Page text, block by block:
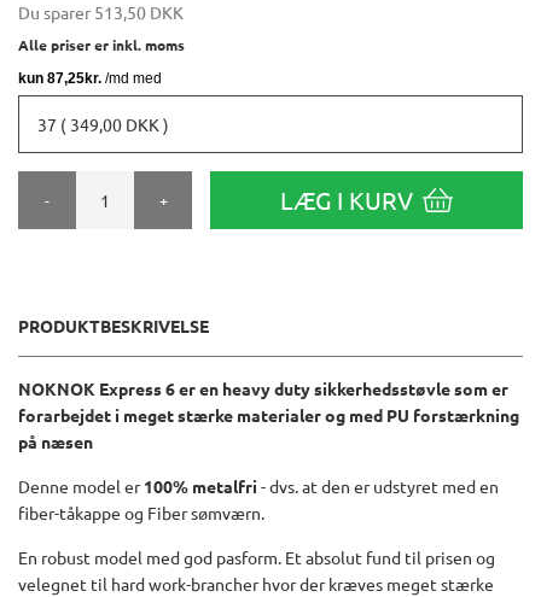
Du sparer 513,50 DKK
Alle priser er inkl. moms
37 ( 349,00 DKK )
- + LÆG I KURV
PRODUKTBESKRIVELSE
NOKNOK Express 6 er en heavy duty sikkerhedsstøvle som er
forarbejdet i meget stærke materialer og med PU forstærkning
på næsen
Denne model er100% metalfri - dvs. at den er udstyret med en
fiber-tåkappe og Fiber sømværn.
En robust model med god pasform. Et absolut fund til prisen og
velegnet til hard work-brancher hvor der kræves meget stærke